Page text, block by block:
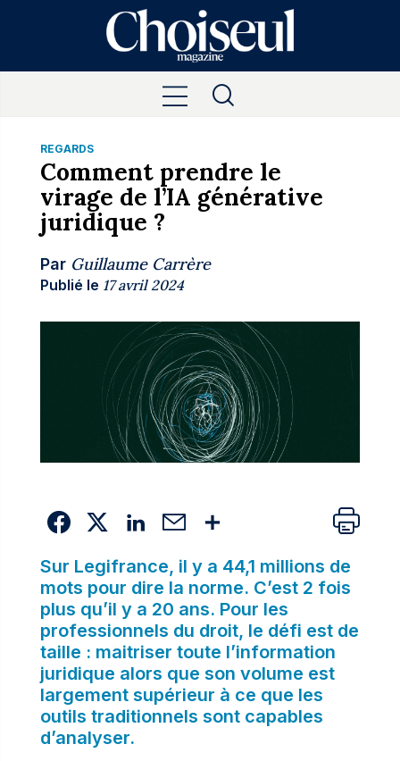
REGARDS
Comment prendre le
virage de l’IA générative
juridique ?
Par Guillaume Carrère
Publié le 17 avril 2024
Sur Legifrance, il y a 44,1 millions de
mots pour dire la norme. C’est 2 fois
plus qu’il y a 20 ans. Pour les
professionnels du droit, le défi est de
taille : maitriser toute l’information
juridique alors que son volume est
largement supérieur à ce que les
outils traditionnels sont capables
d’analyser.